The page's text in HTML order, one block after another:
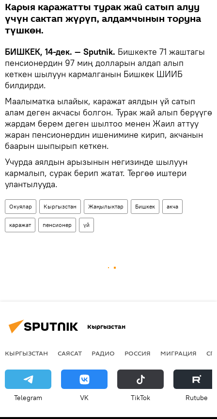
Карыя каражатты турак жай сатып алуу
үчүн сактап жүрүп, алдамчынын торуна
түшкөн.
БИШКЕК, 14-дек. — Sputnik. Бишкекте 71 жаштагы
пенсионердин 97 миң долларын алдап алып
кеткен шылуун кармалганын Бишкек ШИИБ
билдирди.
Маалыматка ылайык, каражат аялдын үй сатып
алам деген акчасы болгон. Турак жай алып берүүгө
жардам берем деген шылтоо менен Жаил аттуу
жаран пенсионердин ишенимине кирип, акчанын
баарын шыпырып кеткен.
Учурда аялдын арызынын негизинде шылуун
кармалып, сурак берип жатат. Тергөө иштери
улантылууда.
Окуялар Кыргызстан Жаңылыктар Бишкек акча
каражат пенсионер үй
Кыргызстан
КЫРГЫЗСТАН САЯСАТ РАДИО РОССИЯ МИГРАЦИЯ
Telegram VK ТikТоk Rutube